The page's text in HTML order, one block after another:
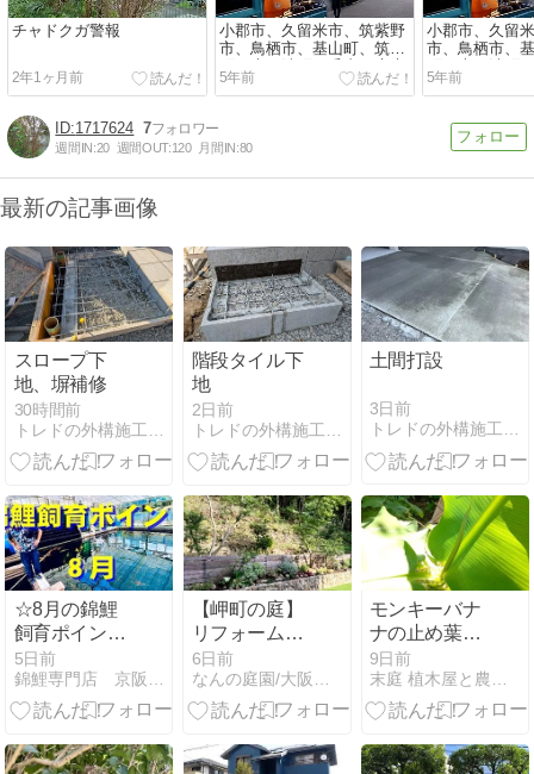
チャドクガ警報
2年1ヶ月前
小郡市、久留米市、筑紫野
市、鳥栖市、基山町、筑前
町、大刀洗町で毛虫・庭木
の害虫の駆除・消毒をして
5年前
小郡市、久留
市、鳥栖市、
町、大刀洗町
の害虫の駆除
5年前
1717624 7
週間IN:20 週間OUT:120 月間IN:80
最新の記事画像
スロープ下
地、塀補修
30時間前
階段タイル下
地
2日前
土間打設
3日前
トレドの外構施工レポート
☆8月の錦鯉
飼育ポイント
☆
5日前
【岬町の庭】
リフォームか
ら1年、追加
工事のお打ち
合わせへ
6日前
モンキーバナ
ナの止め葉か
な
9日前